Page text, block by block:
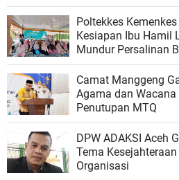
Poltekkes
Kesiapan Ibu Hamil
Mundur Persalinan
Camat Manggeng
Agama dan
Penutupan MTQ
DPW ADAKSI Aceh
Tema
Organisasi